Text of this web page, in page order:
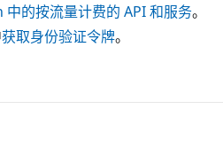
的按流量计费的 API 和服务。
获取身份验证令牌。